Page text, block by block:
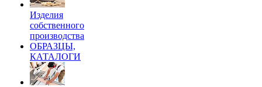
Изделия
собственного
производства
ОБРАЗЦЫ,
КАТАЛОГИ